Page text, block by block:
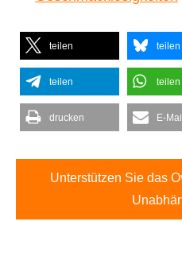
teilen teilen
teilen teilen
drucken E-
Unterstützen Sie das